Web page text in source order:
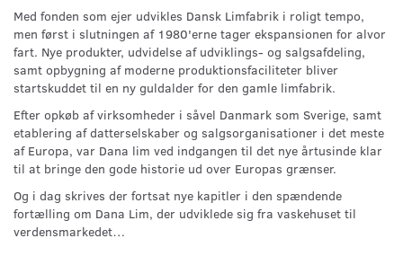
Med fonden som ejer udvikles Dansk Limfabrik i roligt tempo,
men først i slutningen af 1980'erne tager ekspansionen for alvor
fart. Nye produkter, udvidelse af udviklings- og salgsafdeling,
samt opbygning af moderne produktionsfaciliteter bliver
startskuddet til en ny guldalder for den gamle limfabrik.
Efter opkøb af virksomheder i såvel Danmark som Sverige, samt
etablering af datterselskaber og salgsorganisationer i det meste
af Europa, var Dana lim ved indgangen til det nye årtusinde klar
til at bringe den gode historie ud over Europas grænser.
Og i dag skrives der fortsat nye kapitler i den spændende
fortælling om Dana Lim, der udviklede sig fra vaskehuset til
verdensmarkedet…